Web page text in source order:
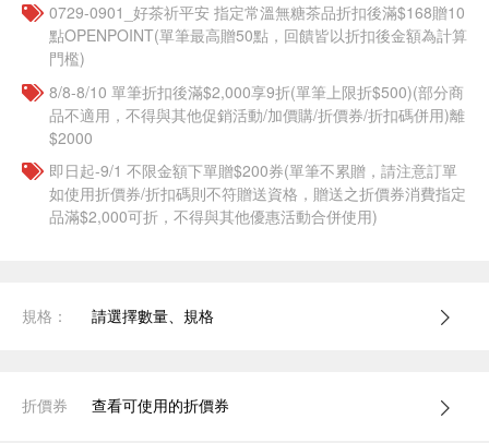
​​0729-0901_好茶祈平安 指定常溫無糖茶品折扣後滿$168贈10
點OPENPOINT(單筆最高贈50點，回饋皆以折扣後金額為計算
門檻)
8/8-8/10 單筆折扣後滿$2,000享9折(單筆上限折$500)(部分商
品不適用，不得與其他促銷活動/加價購/折價券/折扣碼併用)離
$2000
即日起-9/1 不限金額下單贈$200券(單筆不累贈，請注意訂單
如使用折價券/折扣碼則不符贈送資格，贈送之折價券消費指定
品滿$2,000可折，不得與其他優惠活動合併使用)
規格： 請選擇數量、規格
折價券 查看可使用的折價券